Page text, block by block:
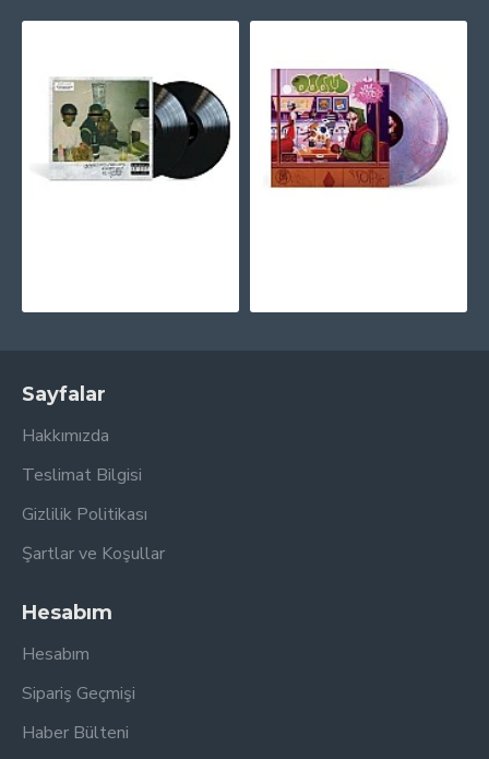
Sayfalar
Hakkımızda
Teslimat Bilgisi
Gizlilik Politikası
Şartlar ve Koşullar
Hesabım
Hesabım
Sipariş Geçmişi
Haber Bülteni